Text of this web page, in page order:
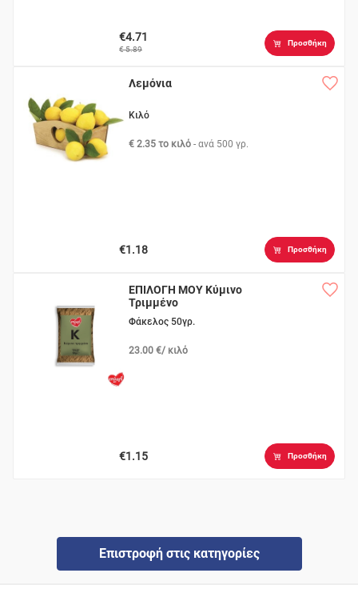
€4.71
€ 5.89
Προσθήκη
Λεμόνια
Κιλό
€ 2.35 το κιλό - ανά 500 γρ.
€1.18 Προσθήκη
ΕΠΙΛΟΓΗ ΜΟΥ Κύμινο
Τριμμένο
Φάκελος 50γρ.
23.00 €/ κιλό
€1.15 Προσθήκη
Επιστροφή στις κατηγορίες